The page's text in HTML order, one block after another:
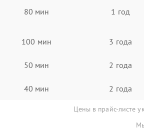
80 мин 1 год
100 мин 3 года
50 мин 2 года
40 мин 2 года
Цены в прайс-листе